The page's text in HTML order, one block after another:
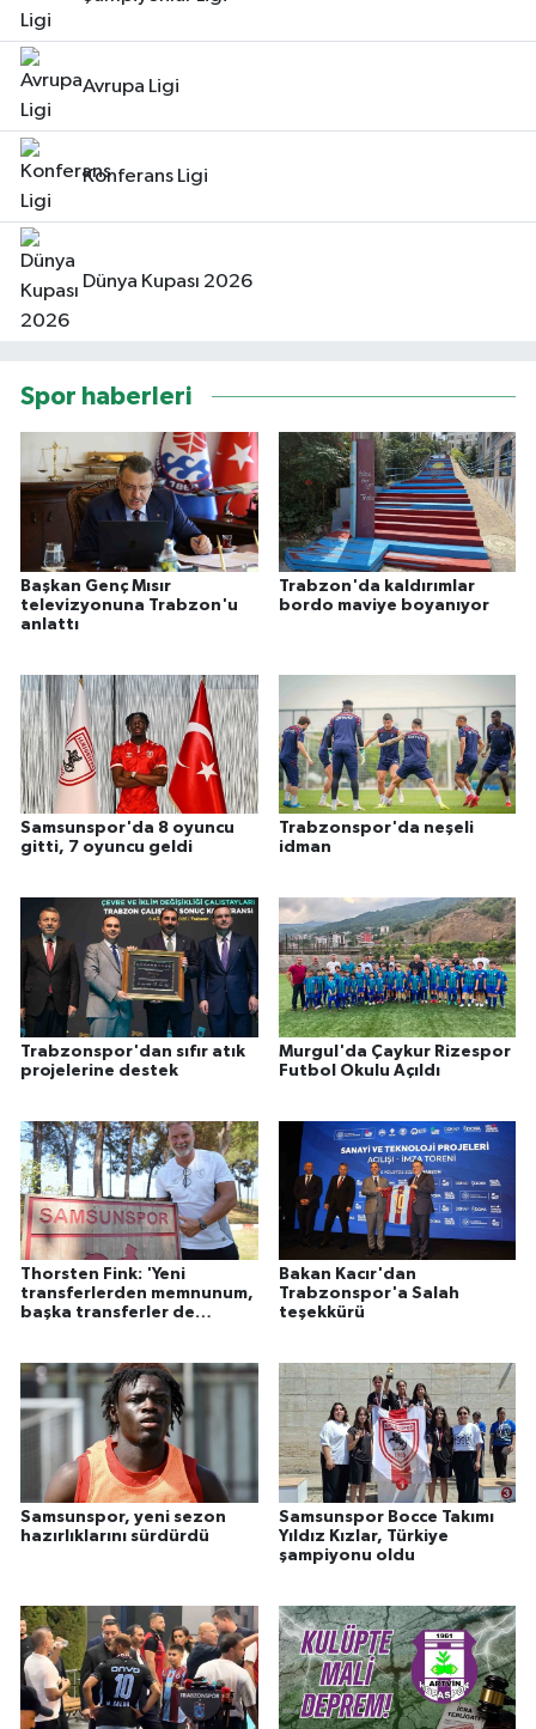
Avrupa Ligi
Konferans Ligi
Dünya Kupası 2026
Spor haberleri
Başkan Genç Mısır
televizyonuna Trabzon'u
anlattı
Trabzon'da kaldırımlar
bordo maviye boyanıyor
Samsunspor'da 8 oyuncu
gitti, 7 oyuncu geldi
Trabzonspor'da neşeli
idman
Trabzonspor'dan sıfır atık
projelerine destek
Murgul'da Çaykur Rizespor
Futbol Okulu Açıldı
Thorsten Fink: 'Yeni
transferlerden memnunum,
başka transferler de
Bakan Kacır'dan
Trabzonspor'a Salah
teşekkürü
Samsunspor, yeni sezon
hazırlıklarını sürdürdü
Samsunspor Bocce Takımı
Yıldız Kızlar, Türkiye
şampiyonu oldu